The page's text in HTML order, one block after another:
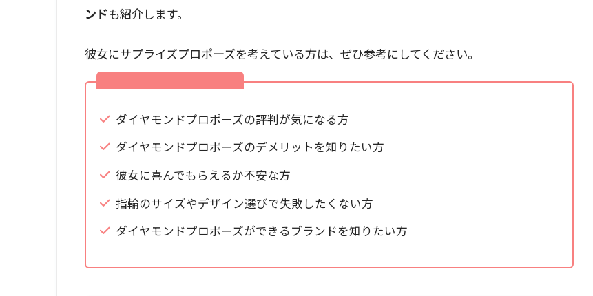
ンドも紹介します。
彼女にサプライズプロポーズを考えている方は、ぜひ参考にしてください。
ダイヤモンドプロポーズの評判が気になる方
ダイヤモンドプロポーズのデメリットを知りたい方
彼女に喜んでもらえるか不安な方
指輪のサイズやデザイン選びで失敗したくない方
ダイヤモンドプロポーズができるブランドを知りたい方